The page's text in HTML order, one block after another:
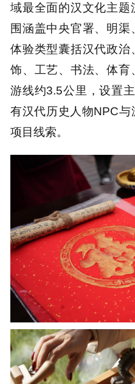
域最全面的汉文化主
围涵盖中央官署、明渠
体验类型囊括汉代政治
饰、工艺、书法、体
游线约3.5公里，设置
有汉代历史人物NPC
项目线索。